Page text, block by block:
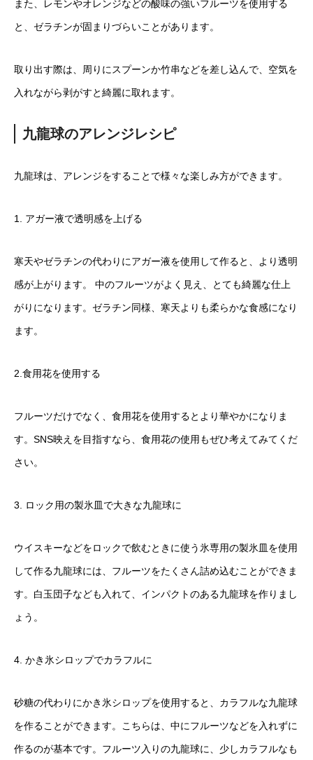
また、レモンやオレンジなどの酸味の強いフルーツを使用する
と、ゼラチンが固まりづらいことがあります。
取り出す際は、周りにスプーンか竹串などを差し込んで、空気を
入れながら剥がすと綺麗に取れます。
九龍球のアレンジレシピ
九龍球は、アレンジをすることで様々な楽しみ方ができます。
1. アガー液で透明感を上げる
寒天やゼラチンの代わりにアガー液を使用して作ると、より透明
感が上がります。 中のフルーツがよく見え、とても綺麗な仕上
がりになります。ゼラチン同様、寒天よりも柔らかな食感になり
ます。
2.食用花を使用する
フルーツだけでなく、食用花を使用するとより華やかになりま
す。SNS映えを目指すなら、食用花の使用もぜひ考えてみてくだ
さい。
3. ロック用の製氷皿で大きな九龍球に
ウイスキーなどをロックで飲むときに使う氷専用の製氷皿を使用
して作る九龍球には、フルーツをたくさん詰め込むことができま
す。白玉団子なども入れて、インパクトのある九龍球を作りまし
ょう。
4. かき氷シロップでカラフルに
砂糖の代わりにかき氷シロップを使用すると、カラフルな九龍球
を作ることができます。こちらは、中にフルーツなどを入れずに
作るのが基本です。フルーツ入りの九龍球に、少しカラフルなも